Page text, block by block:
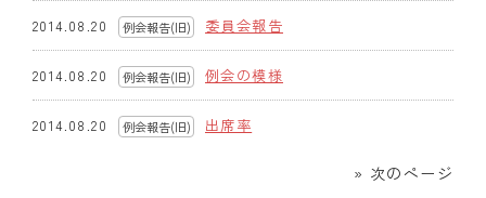
2014.08.20 例会報告(旧) 委員会報告
2014.08.20 例会報告(旧) 例会の模様
2014.08.20 例会報告(旧) 出席率
» 次のページ